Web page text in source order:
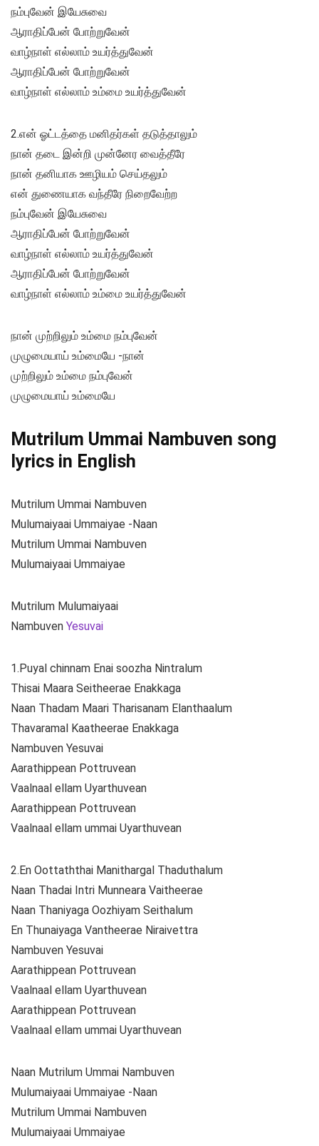
நம்புவேன் இயேசுவை
ஆராதிப்பேன் போற்றுவேன்
வாழ்நாள் எல்லாம் உயர்த்துவேன்
ஆராதிப்பேன் போற்றுவேன்
வாழ்நாள் எல்லாம் உம்மை உயர்த்துவேன்
2.என் ஓட்டத்தை மனிதர்கள் தடுத்தாலும்
நான் தடை இன்றி முன்னேர வைத்தீரே
நான் தனியாக ஊழியம் செய்தலும்
என் துணையாக வந்தீரே நிறைவேற்ற
நம்புவேன் இயேசுவை
ஆராதிப்பேன் போற்றுவேன்
வாழ்நாள் எல்லாம் உயர்த்துவேன்
ஆராதிப்பேன் போற்றுவேன்
வாழ்நாள் எல்லாம் உம்மை உயர்த்துவேன்
நான் முற்றிலும் உம்மை நம்புவேன்
முழுமையாய் உம்மையே -நான்
முற்றிலும் உம்மை நம்புவேன்
முழுமையாய் உம்மையே
Mutrilum Ummai Nambuven song
lyrics in English
Mutrilum Ummai Nambuven
Mulumaiyaai Ummaiyae -Naan
Mutrilum Ummai Nambuven
Mulumaiyaai Ummaiyae
Mutrilum Mulumaiyaai
Nambuven Yesuvai
1.Puyal chinnam Enai soozha Nintralum
Thisai Maara Seitheerae Enakkaga
Naan Thadam Maari Tharisanam Elanthaalum
Thavaramal Kaatheerae Enakkaga
Nambuven Yesuvai
Aarathippean Pottruvean
Vaalnaal ellam Uyarthuvean
Aarathippean Pottruvean
Vaalnaal ellam ummai Uyarthuvean
2.En Oottaththai Manithargal Thaduthalum
Naan Thadai Intri Munneara Vaitheerae
Naan Thaniyaga Oozhiyam Seithalum
En Thunaiyaga Vantheerae Niraivettra
Nambuven Yesuvai
Aarathippean Pottruvean
Vaalnaal ellam Uyarthuvean
Aarathippean Pottruvean
Vaalnaal ellam ummai Uyarthuvean
Naan Mutrilum Ummai Nambuven
Mulumaiyaai Ummaiyae -Naan
Mutrilum Ummai Nambuven
Mulumaiyaai Ummaiyae